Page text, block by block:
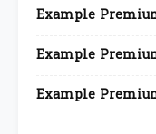
Example
Example
Example